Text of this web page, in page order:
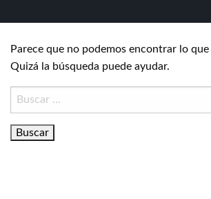
Parece que no podemos encontrar lo
Quizá la búsqueda puede ayudar.
Buscar: